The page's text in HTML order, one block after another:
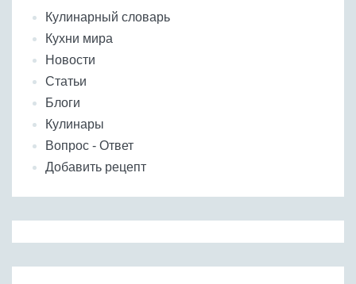
Кулинарный словарь
Кухни мира
Новости
Статьи
Блоги
Кулинары
Вопрос - Ответ
Добавить рецепт